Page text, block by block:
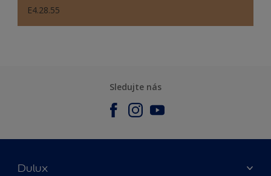
E4.28.55
Sledujte nás
Dulux